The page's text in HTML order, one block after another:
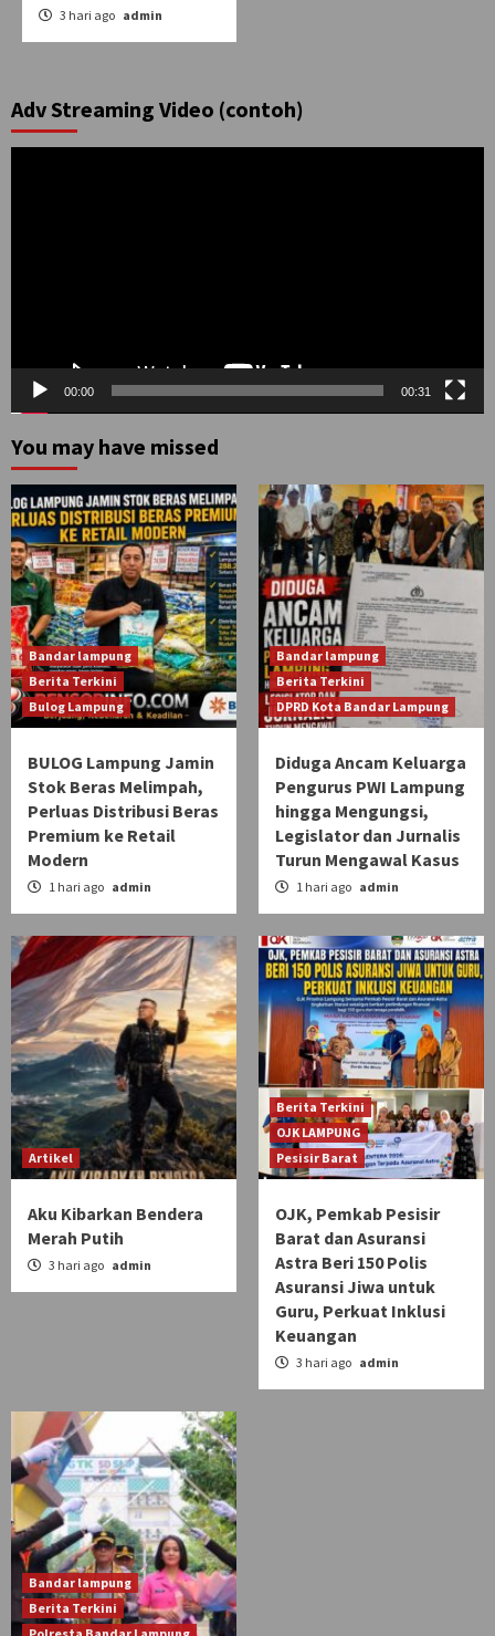
3 hari ago admin
Adv Streaming Video (contoh)
00:00 00:31
You may have missed
Bandar lampung
Berita Terkini
Bulog Lampung
BULOG Lampung Jamin
Stok Beras Melimpah,
Perluas Distribusi Beras
Premium ke Retail
Modern
1 hari ago admin
Bandar lampung
Berita Terkini
DPRD Kota Bandar Lampung
Diduga Ancam Keluarga
Pengurus PWI Lampung
hingga Mengungsi,
Legislator dan Jurnalis
Turun Mengawal Kasus
1 hari ago admin
Artikel
Aku Kibarkan Bendera
Merah Putih
3 hari ago admin
Berita Terkini
OJK LAMPUNG
Pesisir Barat
OJK, Pemkab Pesisir
Barat dan Asuransi
Astra Beri 150 Polis
Asuransi Jiwa untuk
Guru, Perkuat Inklusi
Keuangan
3 hari ago admin
Bandar lampung
Berita Terkini